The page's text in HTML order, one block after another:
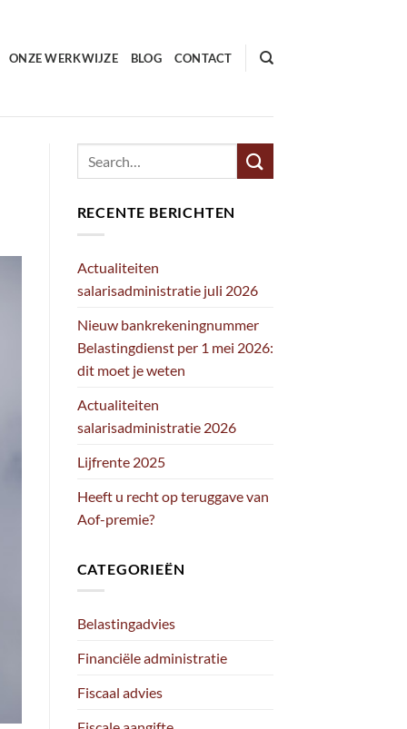
ONZE WERKWIJZE BLOG CONTACT
RECENTE BERICHTEN
Actualiteiten
salarisadministratie juli 2026
Nieuw bankrekeningnummer
Belastingdienst per 1 mei 2026:
dit moet je weten
Actualiteiten
salarisadministratie 2026
Lijfrente 2025
Heeft u recht op teruggave van
Aof-premie?
CATEGORIEËN
Belastingadvies
Financiële administratie
Fiscaal advies